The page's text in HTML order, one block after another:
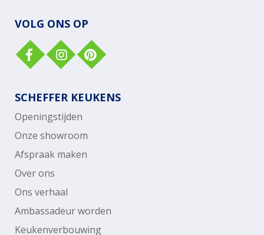
VOLG ONS OP
SCHEFFER KEUKENS
Openingstijden
Onze showroom
Afspraak maken
Over ons
Ons verhaal
Ambassadeur worden
Keukenverbouwing